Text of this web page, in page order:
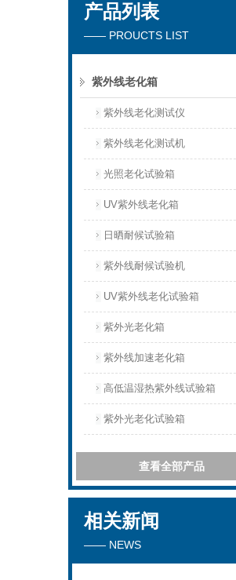
东莞市正台测试仪器有限公司
产品列表
—— PROUCTS LIST
紫外线老化箱
紫外线老化测试仪
紫外线老化测试机
光照老化试验箱
UV紫外线老化箱
日晒耐候试验箱
紫外线耐候试验机
UV紫外线老化试验箱
紫外光老化箱
紫外线加速老化箱
高低温湿热紫外线试验箱
紫外光老化试验箱
查看全部产品
相关新闻
—— NEWS